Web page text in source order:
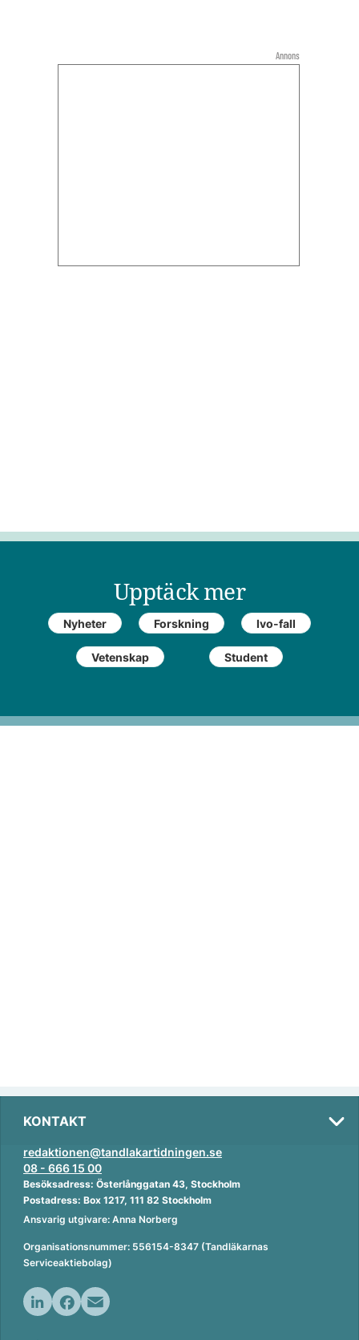
Upptäck mer
Nyheter Forskning Ivo-fall
Vetenskap Student
Annons
KONTAKT
redaktionen@tandlakartidningen.se
08 - 666 15 00
Besöksadress: Österlånggatan 43, Stockholm
Postadress: Box 1217, 111 82 Stockholm
Ansvarig utgivare: Anna Norberg
Organisationsnummer: 556154-8347 (Tandläkarnas
Serviceaktiebolag)